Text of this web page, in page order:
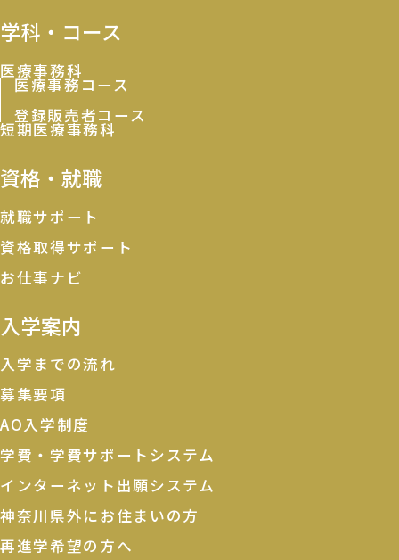
学科・コース
医療事務科
医療事務コース
登録販売者コース
短期医療事務科
資格・就職
就職サポート
資格取得サポート
お仕事ナビ
入学案内
入学までの流れ
募集要項
AO入学制度
学費・学費サポートシステム
インターネット出願システム
神奈川県外にお住まいの方
再進学希望の方へ